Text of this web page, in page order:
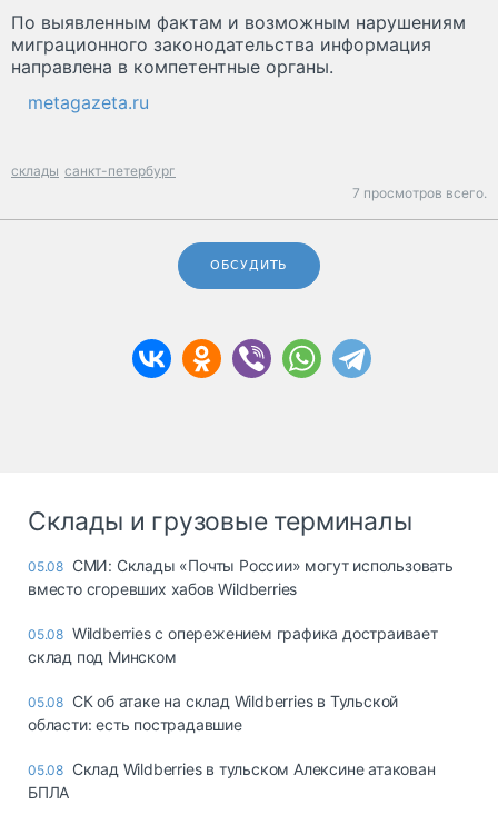
По выявленным фактам и возможным нарушениям
миграционного законодательства информация
направлена в компетентные органы.
metagazeta.ru
склады санкт-петербург
7 просмотров всего.
ОБСУДИТЬ
Склады и грузовые терминалы
05.08 СМИ: Склады «Почты России» могут использовать
вместо сгоревших хабов Wildberries
05.08 Wildberries с опережением графика достраивает
склад под Минском
05.08 СК об атаке на склад Wildberries в Тульской
области: есть пострадавшие
05.08 Склад Wildberries в тульском Алексине атакован
БПЛА